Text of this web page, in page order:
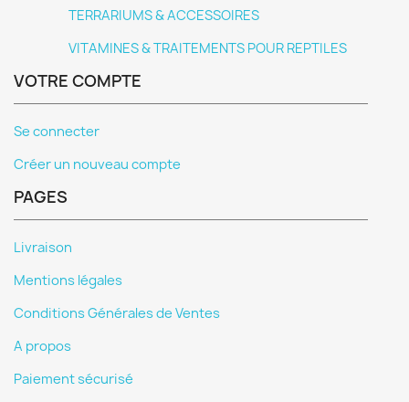
TERRARIUMS & ACCESSOIRES
VITAMINES & TRAITEMENTS POUR REPTILES
VOTRE COMPTE
Se connecter
Créer un nouveau compte
PAGES
Livraison
Mentions légales
Conditions Générales de Ventes
A propos
Paiement sécurisé